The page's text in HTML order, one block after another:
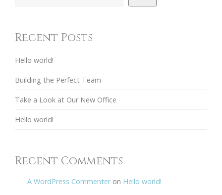
Recent Posts
Hello world!
Building the Perfect Team
Take a Look at Our New Office
Hello world!
Recent Comments
A WordPress Commenteron Hello world!